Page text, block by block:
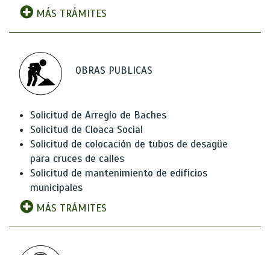
MÁS TRÁMITES
OBRAS PUBLICAS
Solicitud de Arreglo de Baches
Solicitud de Cloaca Social
Solicitud de colocación de tubos de desagüe
para cruces de calles
Solicitud de mantenimiento de edificios
municipales
MÁS TRÁMITES